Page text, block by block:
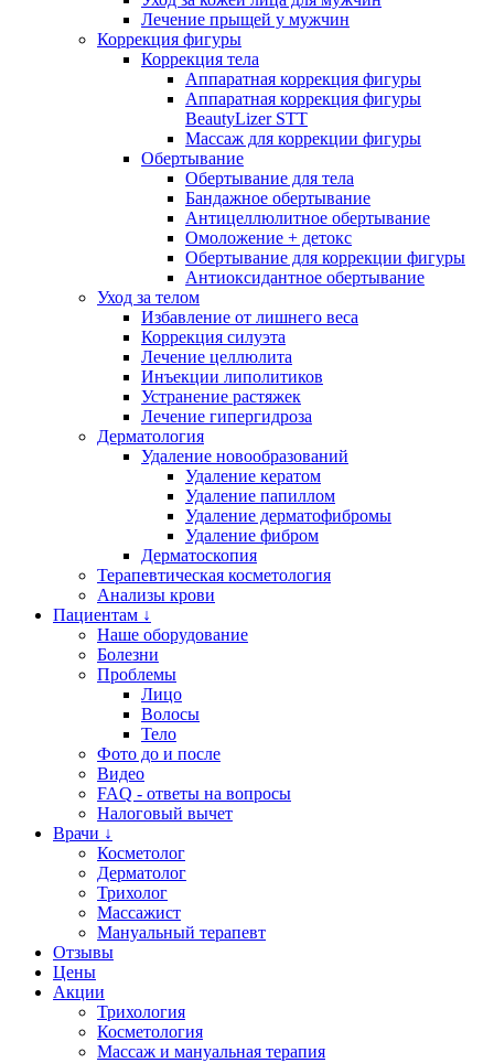
Лечение прыщей у мужчин
Коррекция фигуры
Коррекция тела
Аппаратная коррекция фигуры
Аппаратная коррекция фигуры
BeautyLizer STT
Массаж для коррекции фигуры
Обертывание
Обертывание для тела
Бандажное обертывание
Антицеллюлитное обертывание
Омоложение + детокс
Обертывание для коррекции фигуры
Антиоксидантное обертывание
Уход за телом
Избавление от лишнего веса
Коррекция силуэта
Лечение целлюлита
Инъекции липолитиков
Устранение растяжек
Лечение гипергидроза
Дерматология
Удаление новообразований
Удаление кератом
Удаление папиллом
Удаление дерматофибромы
Удаление фибром
Дерматоскопия
Терапевтическая косметология
Анализы крови
Пациентам ↓
Наше оборудование
Болезни
Проблемы
Лицо
Волосы
Тело
Фото до и после
Видео
FAQ - ответы на вопросы
Налоговый вычет
Врачи ↓
Косметолог
Дерматолог
Трихолог
Массажист
Мануальный терапевт
Отзывы
Цены
Акции
Трихология
Косметология
Массаж и мануальная терапия